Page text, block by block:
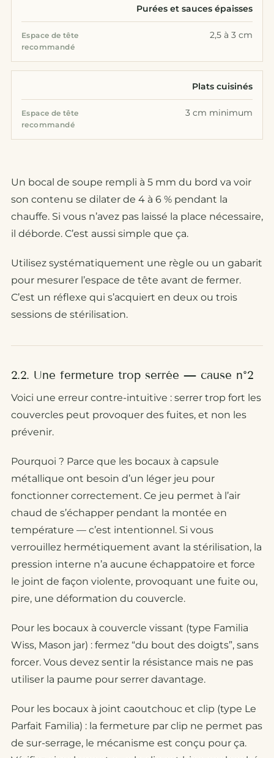
Purées et sauces épaisses
2,5 à 3 cm
Plats cuisinés
3 cm minimum
Un bocal de soupe rempli à 5 mm du bord va voir
son contenu se dilater de 4 à 6 % pendant la
chauffe. Si vous n’avez pas laissé la place nécessaire,
il déborde. C’est aussi simple que ça.
Utilisez systématiquement une règle ou un gabarit
pour mesurer l’espace de tête avant de fermer.
C’est un réflexe qui s’acquiert en deux ou trois
sessions de stérilisation.
2.2. Une fermeture trop serrée — cause n°2
Voici une erreur contre-intuitive : serrer trop fort les
couvercles peut provoquer des fuites, et non les
prévenir.
Pourquoi ? Parce que les bocaux à capsule
métallique ont besoin d’un léger jeu pour
fonctionner correctement. Ce jeu permet à l’air
chaud de s’échapper pendant la montée en
température — c’est intentionnel. Si vous
verrouillez hermétiquement avant la stérilisation, la
pression interne n’a aucune échappatoire et force
le joint de façon violente, provoquant une fuite ou,
pire, une déformation du couvercle.
Pour les bocaux à couvercle vissant (type Familia
Wiss, Mason jar) : fermez “du bout des doigts”, sans
forcer. Vous devez sentir la résistance mais ne pas
utiliser la paume pour serrer davantage.
Pour les bocaux à joint caoutchouc et clip (type Le
Parfait Familia) : la fermeture par clip ne permet pas
de sur-serrage, le mécanisme est conçu pour ça.